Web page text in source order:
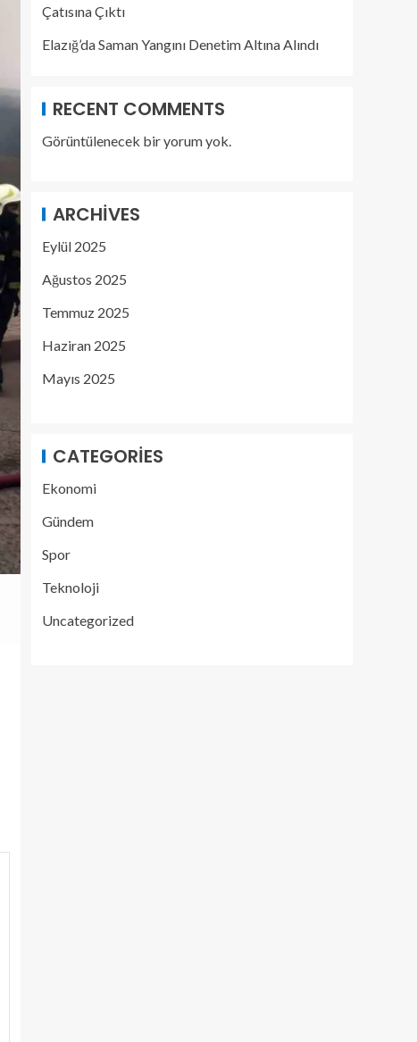
Çatısına Çıktı
Elazığ’da Saman Yangını Denetim Altına Alındı
RECENT COMMENTS
Görüntülenecek bir yorum yok.
ARCHIVES
Eylül 2025
Ağustos 2025
Temmuz 2025
Haziran 2025
Mayıs 2025
CATEGORIES
Ekonomi
Gündem
Spor
Teknoloji
Uncategorized